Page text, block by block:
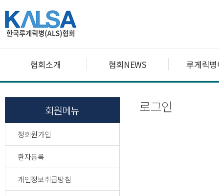
협회소개 협회NEWS 루게릭
회원메뉴
정회원가입
환자등록
개인정보취급방침
로그인